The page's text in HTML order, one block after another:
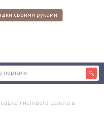
своими руками
листового салата в